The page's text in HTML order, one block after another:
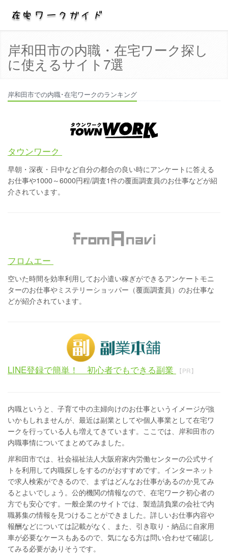
岸和田市の内職・在宅ワーク探し
に使えるサイト7選
岸和田市での内職･在宅ワークのランキング
タウンワーク
早朝・深夜・日中など自分の都合の良い時にアンケートに答える
お仕事や1000～6000円程/調査1件の覆面調査員のお仕事などが紹
介されています。
フロムエー
空いた時間を効率利用してお小遣い稼ぎができるアンケートモニ
ターのお仕事やミステリーショッパー（覆面調査員）のお仕事な
どが紹介されています。
LINE登録で簡単！ 初心者でもできる副業 【PR】
内職というと、子育て中の主婦向けのお仕事というイメージが強
いかもしれませんが、最近は副業としてや個人事業として在宅ワ
ークを行っている人も増えてきています。ここでは、岸和田市の
内職事情についてまとめてみました。
岸和田市では、社会福祉法人大阪府家内労働センターの公式サイ
トを利用して内職探しをするのがおすすめです。インターネット
で求人検索ができるので、まずはどんなお仕事があるのか見てみ
るとよいでしょう。公的機関の情報なので、在宅ワーク初心者の
方でも安心です。一般企業のサイトでは、製造請負業の会社で内
職募集の情報を見つけることができました。詳しいお仕事内容や
報酬などについては記載がなく、また、引き取り・納品に自家用
車が必要なケースもあるので、気になる方は問い合わせて確認し
てみる必要がありそうです。